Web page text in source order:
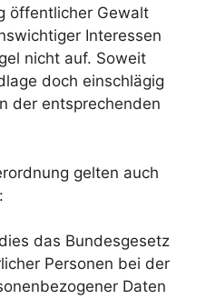
öffentlicher Gewalt
Interessen
nicht auf. Soweit
doch einschlägig
der entsprechenden
gelten auch
das Bundesgesetz
Personen bei der
Daten